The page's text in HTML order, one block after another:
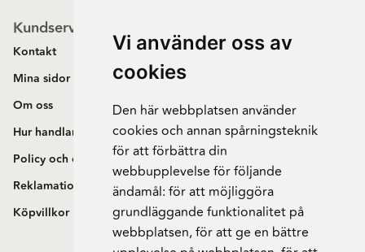
Vi använder oss av
cookies
Den här webbplatsen använder
cookies och annan spårningsteknik
för att förbättra din
webbupplevelse för följande
ändamål: för att möjliggöra
grundläggande funktionalitet på
webbplatsen,för att ge en bättre
Kundservice
Kontakt
Mina sidor
Om oss
Hur handlar jag?
Policy och cookies
Reklamation och retur
Köpvillkor